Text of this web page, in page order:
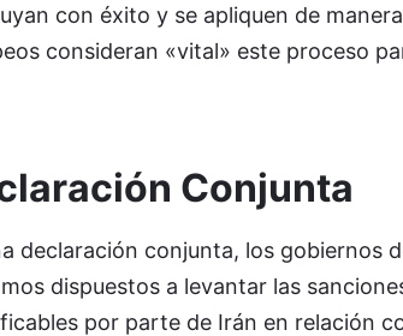
con éxito y se apliquen de
consideran «vital» este proceso
Conjunta
declaración conjunta, los gobiernos
dispuestos a levantar las
por parte de Irán en relación